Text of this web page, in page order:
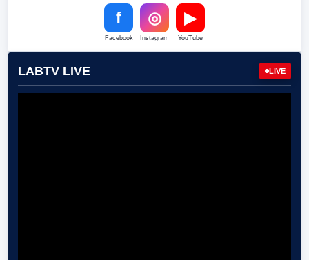
f
Facebook
◎
Instagram
▶
YouTube
LABTV LIVE LIVE